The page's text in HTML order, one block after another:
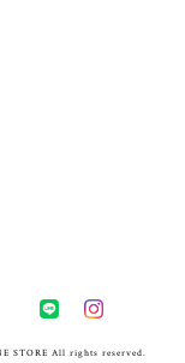
STORE All rights reserved.